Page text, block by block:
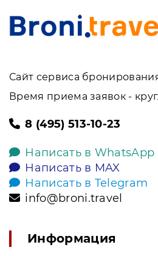
Сайт сервиса
Время приема заявок -
8 (495) 513-10-23
Написать в WhatsApp
Написать в MAX
Написать в Telegram
info@broni.travel
Информация